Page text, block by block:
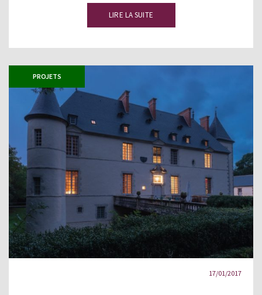
LIRE LA SUITE
PROJETS
17/01/2017